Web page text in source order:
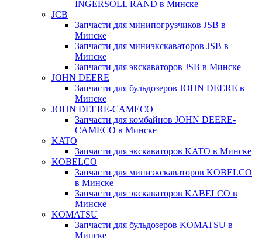
INGERSOLL RAND в Минске
JCB
Запчасти для минипогрузчиков JSB в
Минске
Запчасти для миниэкскаваторов JSB в
Минске
Запчасти для экскаваторов JSB в Минске
JOHN DEERE
Запчасти для бульдозеров JOHN DEERE в
Минске
JOHN DEERE-CAMECO
Запчасти для комбайнов JOHN DEERE-
CAMECO в Минске
KATO
Запчасти для экскаваторов KATO в Минске
KOBELCO
Запчасти для миниэкскаваторов KOBELCO
в Минске
Запчасти для экскаваторов KABELCO в
Минске
KOMATSU
Запчасти для бульдозеров KOMATSU в
Минске